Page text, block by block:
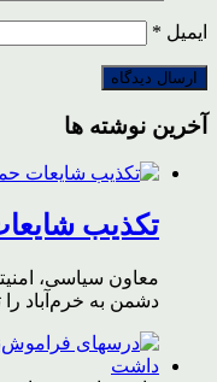
ایمیل *
آخرین نوشته ها
تکذیب
معاون سیاسی،
دشمن به خرم‌آباد